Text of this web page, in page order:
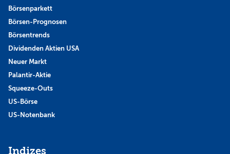
Börsenparkett
Börsen-Prognosen
Börsentrends
Dividenden Aktien USA
Neuer Markt
Palantir-Aktie
Squeeze-Outs
US-Börse
US-Notenbank
Indizes